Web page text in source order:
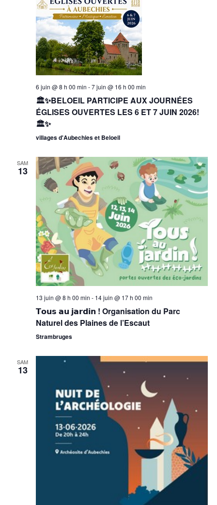
6 juin @ 8 h 00 min -7 juin @ 16 h 00 min
🏛️✨BELOEIL PARTICIPE AUX JOURNÉES
ÉGLISES OUVERTES LES 6 ET 7 JUIN 2026!
🏛️✨
villages d'Aubechies et Beloeil
SAM
13
13 juin @ 8 h 00 min - 14 juin @ 17 h 00 min
𝗧𝗼𝘂𝘀 𝗮𝘂 𝗷𝗮𝗿𝗱𝗶𝗻 ! Organisation du Parc
Naturel des Plaines de l’Escaut
Strambruges
SAM
13